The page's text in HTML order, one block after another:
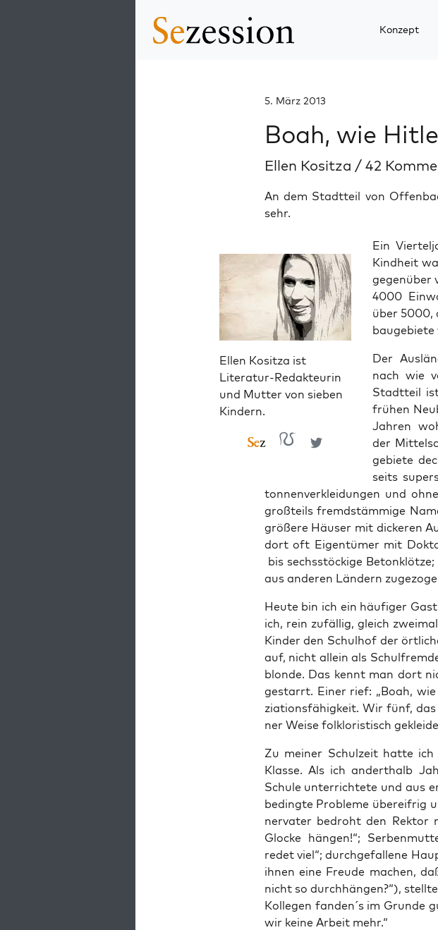
Konzept
5. März 2013
Boah, wie
Ellen Kositza / 42
An dem Stadtteil von
sehr.
Ellen Kositza ist
Literatur-Redakteurin
und Mutter von sieben
Kindern.
Ein
Kind­heit
gegen­über
4000
über 5000,
bau­ge­bie­te
Der
nach wie
Stadt­teil
frü­hen
Jah­ren
der
ge­bie­te
seits
ton­nen­ver­klei­dun­gen und
groß­teils fremd­stäm­mi­ge
grö­ße­re Häu­ser mit dicke­ren
dort oft Eigen­tü­mer mit
bis sechs­stö­cki­ge
aus ande­ren Län­dern
Heu­te bin ich ein häu­fi­ger
ich, rein zufäl­lig, gleich
Kin­der den Schul­hof der
auf, nicht allein als
blon­de. Das kennt man dort
gestarrt. Einer rief: „Boah,
zia­ti­ons­fä­hig­keit. Wir fünf,
ner Wei­se folk­lo­ris­tisch
Zu mei­ner Schul­zeit hat­te
Klas­se. Als ich andert­halb
Schu­le unter­rich­te­te und aus
be­ding­te Pro­ble­me über­eif­rig
ner­va­ter bedroht den Rek­tor
Glo­cke hän­gen!“;
redet viel“; durch­ge­fal­le­ne
ihnen eine Freu­de machen,
nicht so durch­hän­gen?“),
Kol­le­gen fanden´s im Grun­de
wir kei­ne Arbeit mehr.“